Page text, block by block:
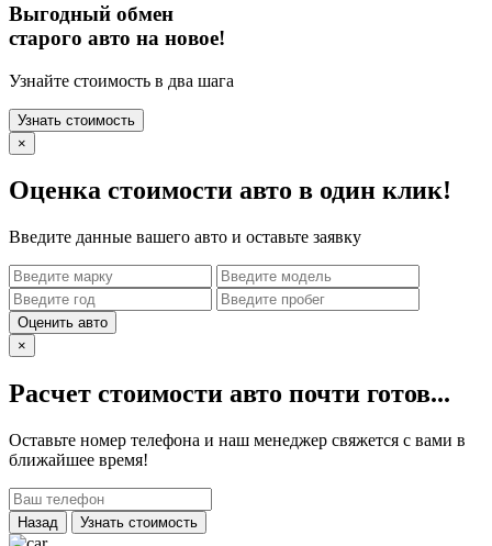
Выгодный обмен
старого авто на новое!
Узнайте стоимость в два шага
Узнать стоимость
×
Оценка стоимости авто в один клик!
Введите данные вашего авто и оставьте заявку
Оценить авто
×
Расчет стоимости авто почти готов...
Оставьте номер телефона и наш менеджер свяжется с вами в
ближайшее время!
Назад Узнать стоимость